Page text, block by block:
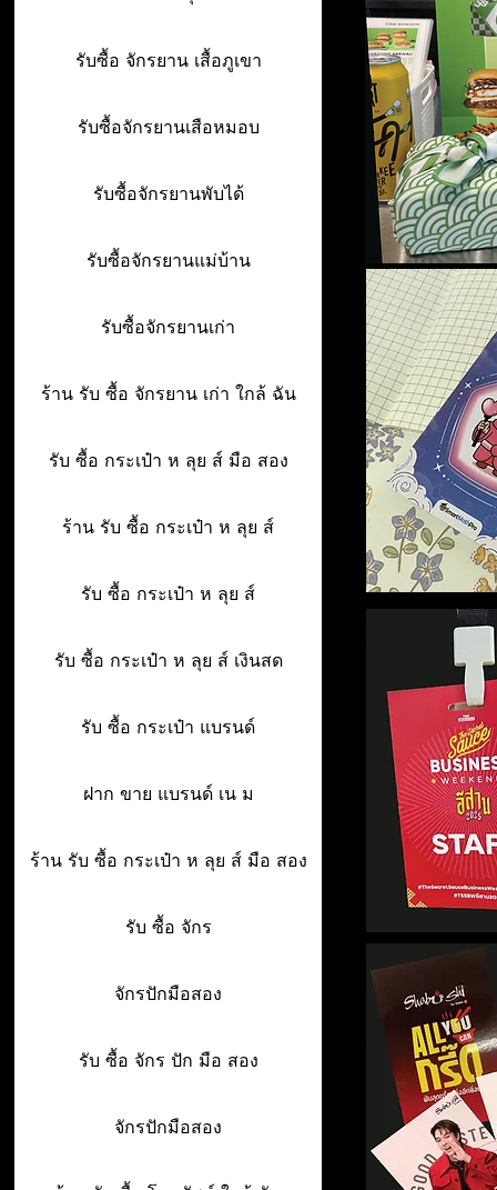
รับซื้อ จักรยาน เสื้อภูเขา
รับซื้อจักรยานเสือหมอบ
รับซื้อจักรยานพับได้
รับซื้อจักรยานแม่บ้าน
รับซื้อจักรยานเก่า
ร้าน รับ ซื้อ จักรยาน เก่า ใกล้ ฉัน
รับ ซื้อ กระเป๋า ห ลุย ส์ มือ สอง
ร้าน รับ ซื้อ กระเป๋า ห ลุย ส์
รับ ซื้อ กระเป๋า ห ลุย ส์
รับ ซื้อ กระเป๋า ห ลุย ส์ เงินสด
รับ ซื้อ กระเป๋า แบรนด์
ฝาก ขาย แบรนด์ เน ม
ร้าน รับ ซื้อ กระเป๋า ห ลุย ส์ มือ สอง
รับ ซื้อ จักร
จักรปักมือสอง
รับ ซื้อ จักร ปัก มือ สอง
จักรปักมือสอง